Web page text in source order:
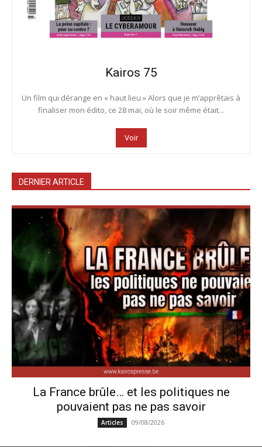
Kairos 75
Un film qui dérange en « haut lieu » Alors que je m’apprêtais à
finaliser mon édito, ce 28 mai, où le soir même était...
Voir
DERNIER ARTICLE
La France brûle… et les politiques ne
pouvaient pas ne pas savoir
Articles 09/08/2026